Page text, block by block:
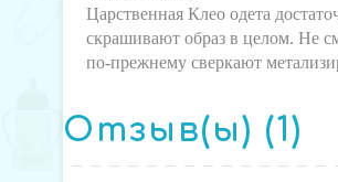
Царственная Клео одета
скрашивают образ в целом. Не
по-прежнему сверкают
Отзыв(ы) (1)